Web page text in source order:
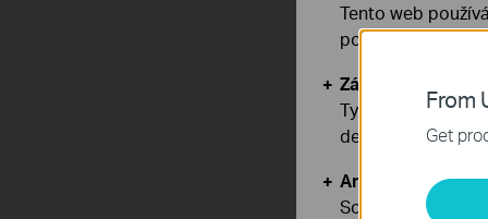
From
Get
Tento web
používáním
Základní cookies
Tyto cookies jsou
deaktivovat.
Analytické a
Soubory cookie